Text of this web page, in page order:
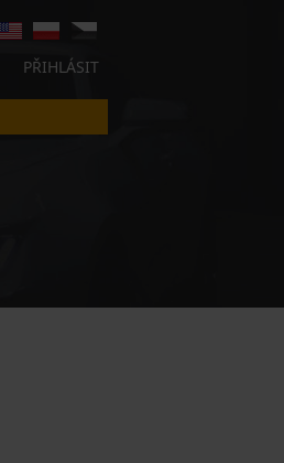
PŘIHLÁSIT